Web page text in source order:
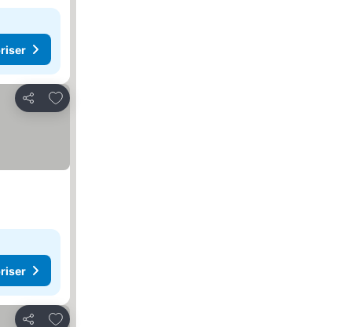
Dela
Lägg till i Mina Favoriter
Lägg till i Mina Favoriter